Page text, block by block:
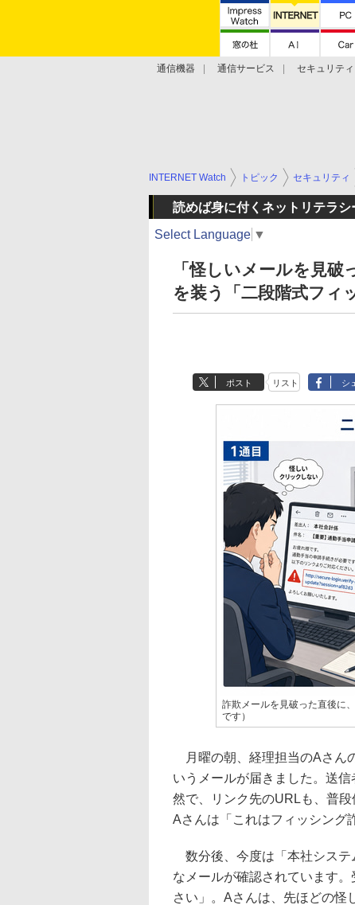
通信機器 通信サービス セキュリティ
INTERNET Watch トピック セキュリティ
読めば身に付くネットリテラシ
Select Language ▼
「怪しいメールを見
を装う「二段階式フィ
ポスト リスト シ
詐欺メールを見破った直後に
です）
月曜の朝、経理担当のAさん
いうメールが届きました。送
然で、リンク先のURLも、普
Aさんは「これはフィッシング
数分後、今度は「本社システ
なメールが確認されています
さい」。Aさんは、先ほどの怪